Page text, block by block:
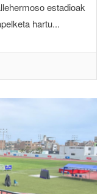
estadioak
hartu...